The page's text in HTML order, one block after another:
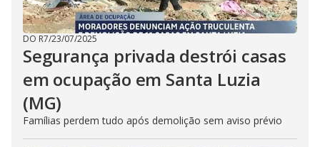
DO R7/23/07/2025
Segurança privada destrói casas
em ocupação em Santa Luzia
(MG)
Famílias perdem tudo após demolição sem aviso prévio